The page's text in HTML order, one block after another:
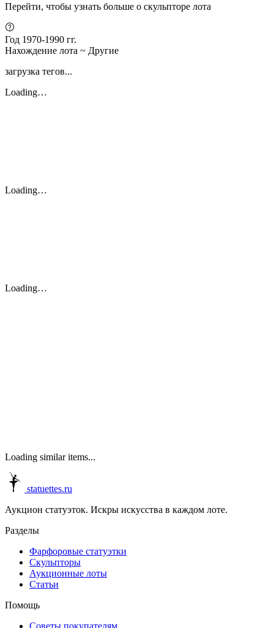
Перейти, чтобы узнать больше о скульпторе лота
Год 1970-1990 гг.
Нахождение лота ~ Другие
загрузка тегов...
Loading…
Loading…
Loading…
Loading similar items...
statuettes.ru
Аукцион статуэток. Искры искусства в каждом лоте.
Разделы
Фарфоровые статуэтки
Скульпторы
Аукционные лоты
Статьи
Помощь
Советы покупателям